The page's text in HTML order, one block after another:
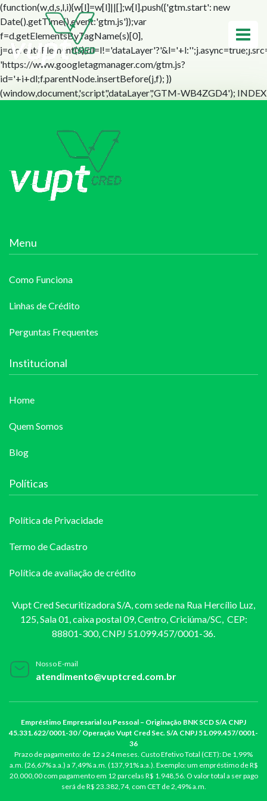
(function(w,d,s,l,i){w[l]=w[l]||[];w[l].push({'gtm.start': new
Date().getTime(),event:'gtm.js'});var
f=d.getElementsByTagName(s)[0],
'https://www.googletagmanager.com/gtm.js?
id='+i+dl;f.parentNode.insertBefore(j,f); })
(window,document,'script','dataLayer','GTM-WB4ZGD4'); INDEX
Menu
Como Funciona
Linhas de Crédito
Perguntas Frequentes
Institucional
Home
Quem Somos
Blog
Políticas
Política de Privacidade
Termo de Cadastro
Política de avaliação de crédito
Vupt Cred Securitizadora S/A, com sede na Rua Hercílio Luz,
125, Sala 01, caixa postal 09, Centro, Criciúma/SC, CEP:
88801-300, CNPJ 51.099.457/0001-36.
Nosso E-mail
atendimento@vuptcred.com.br
Empréstimo Empresarial ou Pessoal – Originação BNK SCD S/A CNPJ
45.331.622/0001-30 / Operação Vupt Cred Sec. S/A CNPJ 51.099.457/0001-
36
Prazo de pagamento: de 12 a 24 meses. Custo Efetivo Total (CET): De 1,99%
a.m. (26,67% a.a.) a 7,49% a.m. (137,91% a.a.). Exemplo: um empréstimo de R$
20.000,00 com pagamento em 12 parcelas R$ 1.948,56. O valor total a ser pago
será de R$ 23.382,74, com CET de 2,49% a.m.